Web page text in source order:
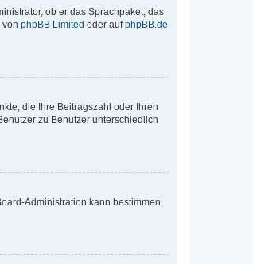
ob er das Sprachpaket, das
von phpBB Limited oder aufphpBB.de
die Ihre Beitragszahl oder Ihren
zu Benutzer unterschiedlich
Administration kann bestimmen,